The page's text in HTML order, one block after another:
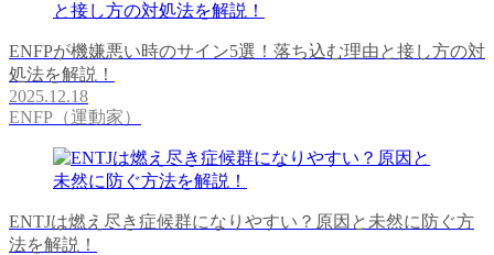
ENFPが機嫌悪い時のサイン5選！落ち込む理由と接し方の対
処法を解説！
2025.12.18
ENFP（運動家）
ENTJは燃え尽き症候群になりやすい？原因と未然に防ぐ方
法を解説！